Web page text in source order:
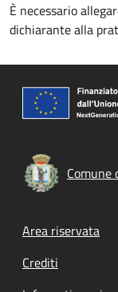
È necessario
dichiarante alla
Comune
Footer
Area riservata
Crediti